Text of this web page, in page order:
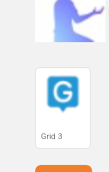
Grid 3